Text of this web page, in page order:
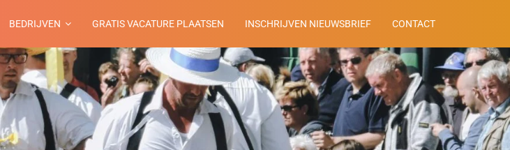
BEDRIJVEN GRATIS VACATURE PLAATSEN INSCHRIJVEN NIEUWSBRIEF CONTACT